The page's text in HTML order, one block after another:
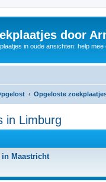
door
in oude ansichten: help
Opgeloste
in Limburg
Maastricht